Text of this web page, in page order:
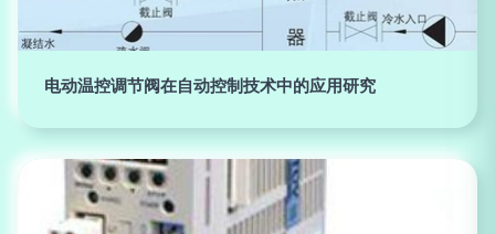
电动温控调节阀在自动控制技术中的应用研究